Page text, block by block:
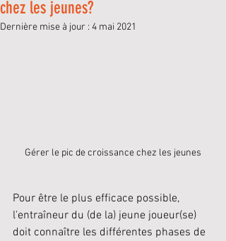
chez les jeunes?
Dernière mise à jour : 4 mai 2021
Gérer le pic de croissance chez les jeunes
Pour être le plus efficace possible,
l'entraîneur du (de la) jeune joueur(se)
doit connaître les différentes phases de